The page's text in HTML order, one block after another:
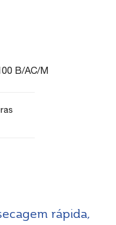
B/AC/M
rápida,